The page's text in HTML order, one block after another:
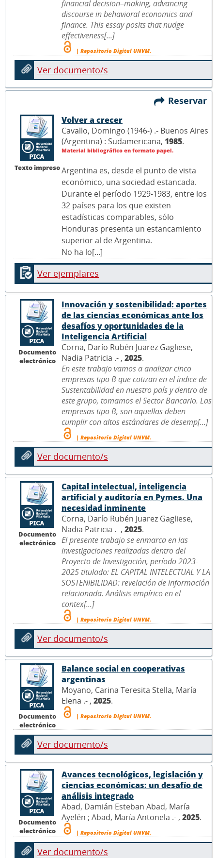
financial decision–making, advancing
discourse in behavioral economics and
finance. This essay posits that nudge
effectiveness[...]
| Repositorio Digital UNVM.
Ver documento/s
Reservar
Texto impreso
Volver a crecer
Cavallo, Domingo (1946-) .- Buenos Aires
(Argentina) : Sudamericana, 1985.
Material bibliográfico en formato papel.
Argentina es, desde el punto de vista
económico, una sociedad estancada.
Durante el período 1929-1983, entre los
32 países para los que existen
estadísticas comparables, sólo
Honduras presenta un estancamiento
superior al de Argentina.
No ha lo[...]
Ver ejemplares
Documento
electrónico
Innovación y sostenibilidad: aportes
de las ciencias económicas ante los
desafíos y oportunidades de la
Inteligencia Artificial
Corna, Darío Rubén Juarez Gagliese,
Nadia Patricia .- , 2025.
En este trabajo vamos a analizar cinco
empresas tipo B que cotizan en el índice de
Sustentabilidad en nuestro país y dentro de
este grupo, tomamos el Sector Bancario. Las
empresas tipo B, son aquellas deben
cumplir con altos estándares de desemp[...]
| Repositorio Digital UNVM.
Ver documento/s
Documento
electrónico
Capital intelectual, inteligencia
artificial y auditoría en Pymes. Una
necesidad inminente
Corna, Darío Rubén Juarez Gagliese,
Nadia Patricia .- , 2025.
El presente trabajo se enmarca en las
investigaciones realizadas dentro del
Proyecto de Investigación, período 2023-
2025 titulado: EL CAPITAL INTELECTUAL Y LA
SOSTENIBILIDAD: revelación de información
relacionada. Análisis empírico en el
contex[...]
| Repositorio Digital UNVM.
Ver documento/s
Documento
electrónico
Balance social en cooperativas
argentinas
Moyano, Carina Teresita Stella, María
Elena .- , 2025.
| Repositorio Digital UNVM.
Ver documento/s
Documento
electrónico
Avances tecnológicos, legislación y
ciencias económicas: un desafío de
análisis integrado
Abad, Damián Esteban Abad, María
Ayelén ; Abad, María Antonela .- , 2025.
| Repositorio Digital UNVM.
Ver documento/s